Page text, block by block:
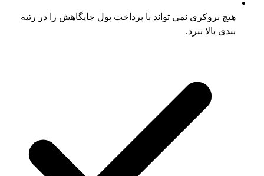
هیچ بروکری نمی تواند با پرداخت پول جایگاهش را در رتبه
بندی بالا ببرد.